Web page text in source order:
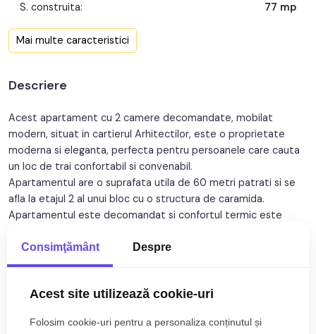
S. construita: 77 mp
Confort:
Nr. balcoane:
Nr. parcari:
An constructie: 2015
An renovare:
Structura: Caramida
Mai multe caracteristici
Descriere
Acest apartament cu 2 camere decomandate, mobilat
modern, situat in cartierul Arhitectilor, este o proprietate
moderna si eleganta, perfecta pentru persoanele care cauta
un loc de trai confortabil si convenabil.
Apartamentul are o suprafata utila de 60 metri patrati si se
afla la etajul 2 al unui bloc cu o structura de caramida.
Apartamentul este decomandat si confortul termic este
La intrarea in apartament, gasim un hol generos care face
legatura cu toate camerele din proprietate. Livingul spatios si
cu bucatarie deschisa, moderna, complet utilata si mobilata,
familie sau pentru a gazdui oaspeti.
Citește mai mult
Consimţământ Despre
Acest site utilizează cookie-uri
Folosim cookie-uri pentru a personaliza conținutul și